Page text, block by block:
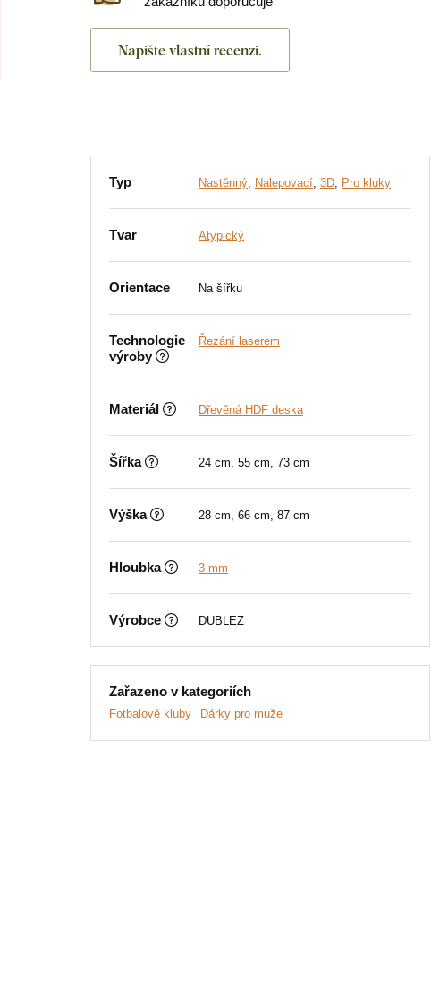
Napište vlastní recenzi.
Typ Nastěnný, Nalepovací, 3D, Pro kluky
Tvar Atypický
Orientace Na šířku
Technologie
výroby
Řezání laserem
Materiál Dřevěná HDF deska
Šířka 24 cm, 55 cm, 73 cm
Výška 28 cm, 66 cm, 87 cm
Hloubka 3 mm
Výrobce DUBLEZ
Zařazeno v kategoriích
Fotbalové kluby Dárky pro muže